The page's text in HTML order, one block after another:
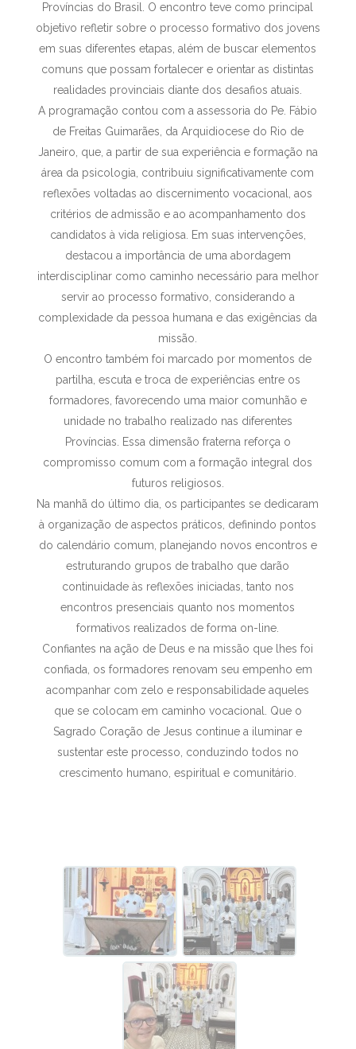
Províncias do Brasil. O encontro teve como principal
objetivo refletir sobre o processo formativo dos jovens
em suas diferentes etapas, além de buscar elementos
comuns que possam fortalecer e orientar as distintas
realidades provinciais diante dos desafios atuais.
A programação contou com a assessoria do Pe. Fábio
de Freitas Guimarães, da Arquidiocese do Rio de
Janeiro, que, a partir de sua experiência e formação na
área da psicologia, contribuiu significativamente com
reflexões voltadas ao discernimento vocacional, aos
critérios de admissão e ao acompanhamento dos
candidatos à vida religiosa. Em suas intervenções,
destacou a importância de uma abordagem
interdisciplinar como caminho necessário para melhor
servir ao processo formativo, considerando a
complexidade da pessoa humana e das exigências da
missão.
O encontro também foi marcado por momentos de
partilha, escuta e troca de experiências entre os
formadores, favorecendo uma maior comunhão e
unidade no trabalho realizado nas diferentes
Províncias. Essa dimensão fraterna reforça o
compromisso comum com a formação integral dos
futuros religiosos.
Na manhã do último dia, os participantes se dedicaram
à organização de aspectos práticos, definindo pontos
do calendário comum, planejando novos encontros e
estruturando grupos de trabalho que darão
continuidade às reflexões iniciadas, tanto nos
encontros presenciais quanto nos momentos
formativos realizados de forma on-line.
Confiantes na ação de Deus e na missão que lhes foi
confiada, os formadores renovam seu empenho em
acompanhar com zelo e responsabilidade aqueles
que se colocam em caminho vocacional. Que o
Sagrado Coração de Jesus continue a iluminar e
sustentar este processo, conduzindo todos no
crescimento humano, espiritual e comunitário.